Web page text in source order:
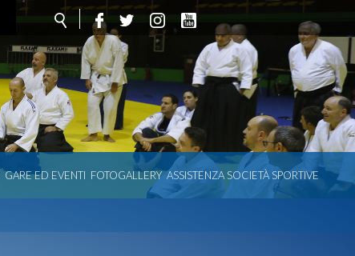
GARE ED EVENTI FOTOGALLERY ASSISTENZA SOCIETÀ SPORTIVE